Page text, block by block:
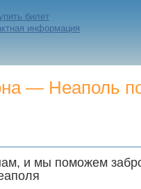
билет
информация
— Неаполь
и мы поможем